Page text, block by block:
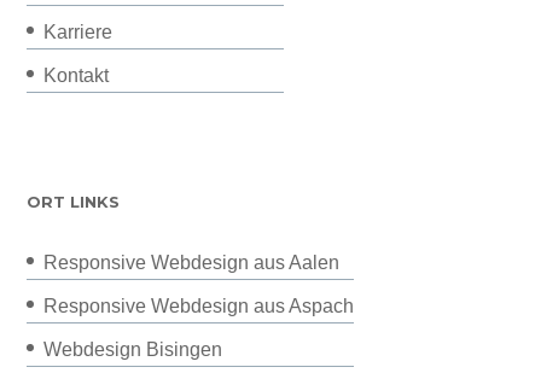
Karriere
Kontakt
ORT LINKS
Responsive Webdesign aus Aalen
Responsive Webdesign aus Aspach
Webdesign Bisingen